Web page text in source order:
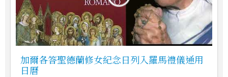
加爾各答聖德蘭修女紀念日列入羅馬禮儀通用
日曆